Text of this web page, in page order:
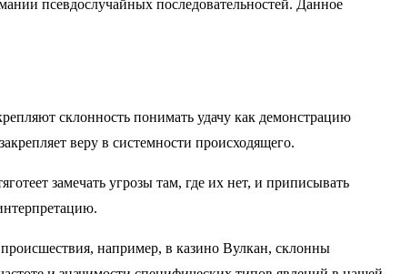
псевдослучайных последовательностей. Данное
склонность понимать удачу как демонстрацию
веру в системности происходящего.
замечать угрозы там, где их нет, и приписывать
например, в казино Вулкан, склонны